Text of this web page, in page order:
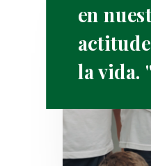
en
la vida. "